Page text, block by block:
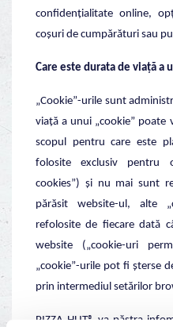
confidențialitate online,
coșuri de cumpărături sau
Care este durata de viață a
„Cookie”-urile sunt
viață a unui „cookie” poate
scopul pentru care este
folosite exclusiv pentru
cookies”) și nu mai sunt
părăsit website-ul, alte
refolosite de fiecare dată
website („cookie-uri
„cookie”-urile pot fi șterse
prin intermediul setărilor
PIZZA HUT® va păstra